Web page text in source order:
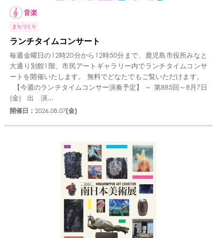
音楽
まちづくり
ランチタイムコンサート
毎週金曜日の12時20分から12時50分まで、鹿児島市役所みなと
大通り別館1階、市民アートギャラリー内でランチタイムコンサ
ートを開催いたします。 無料でどなたでもご覧いただけます。
【今週のランチタイムコンサー演奏予定】 ～ 第885回～8月7日
(金) 出 演...
開催日： 2026.08.07(金)